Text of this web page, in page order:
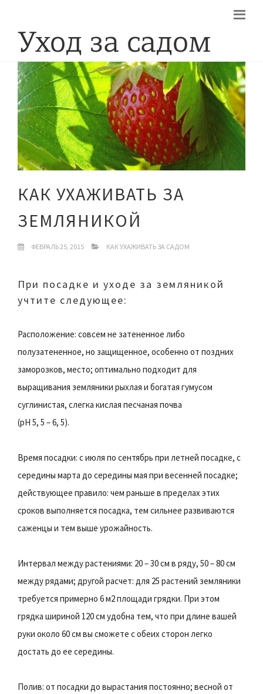
КАК УХАЖИВАТЬ ЗА
ЗЕМЛЯНИКОЙ
ФЕВРАЛЬ 25, 2015 КАК УХАЖИВАТЬ ЗА САДОМ
При посадке и уходе за земляникой
учтите следующее:
Расположение: совсем не затененное либо
полузатененное, но защищенное, особенно от поздних
заморозков, место; оптимально подходит для
выращивания земляники рыхлая и богатая гумусом
суглинистая, слегка кислая песчаная почва
(рН 5, 5 – 6, 5).
Время посадки: с июля по сентябрь при летней посадке, с
середины марта до середины мая при весенней посадке;
действующее правило: чем раньше в пределах этих
сроков выполняется посадка, тем сильнее развиваются
саженцы и тем выше урожайность.
Интервал между растениями: 20 – 30 см в ряду, 50 – 80 см
между рядами; другой расчет: для 25 растений земляники
требуется примерно 6 м2 площади грядки. При этом
грядка шириной 120 см удобна тем, что при длине вашей
руки около 60 см вы сможете с обеих сторон легко
достать до ее середины.
Полив: от посадки до вырастания постоянно; весной от